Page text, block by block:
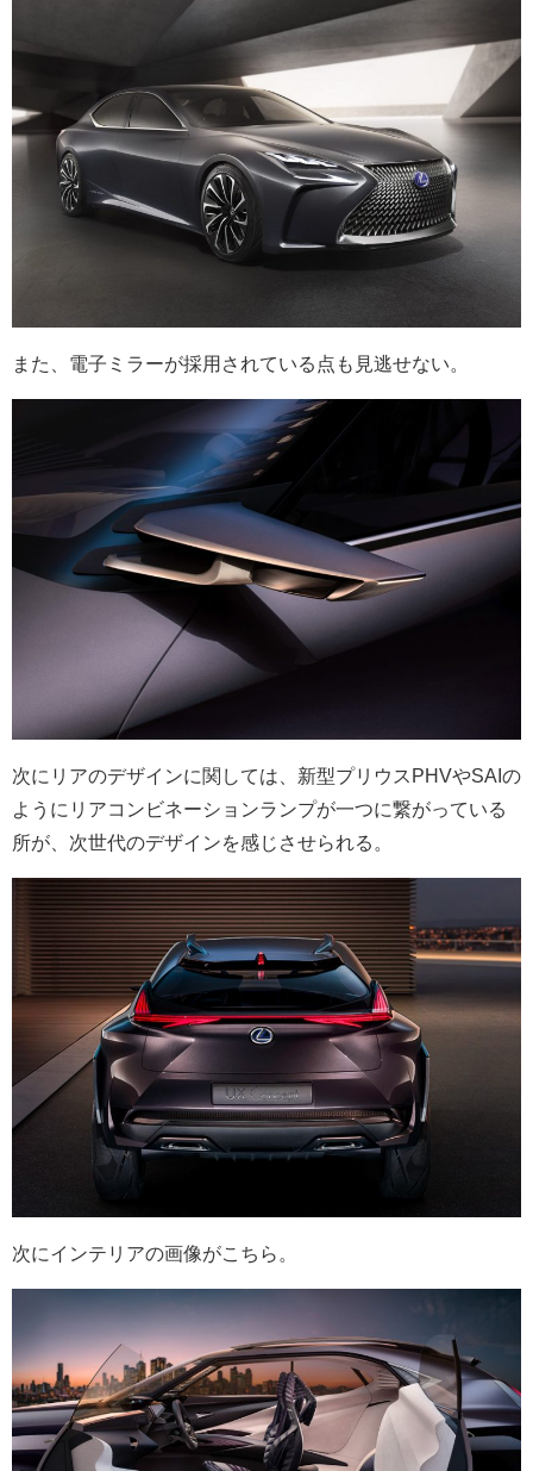
また、電子ミラーが採用されている点も見逃せない。
次にリアのデザインに関しては、新型プリウスPHVやSAIの
ようにリアコンビネーションランプが一つに繋がっている
所が、次世代のデザインを感じさせられる。
次にインテリアの画像がこちら。